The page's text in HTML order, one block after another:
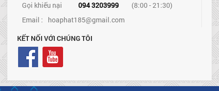
Gọi khiếu nại
094 3203999
(8:00 - 21:30)
Email : hoaphat185@gmail.com
KẾT NỐI VỚI CHÚNG TÔI